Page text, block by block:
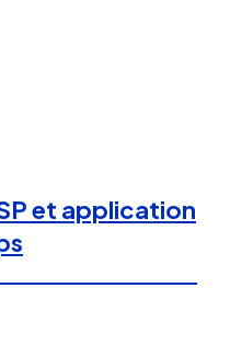
et application